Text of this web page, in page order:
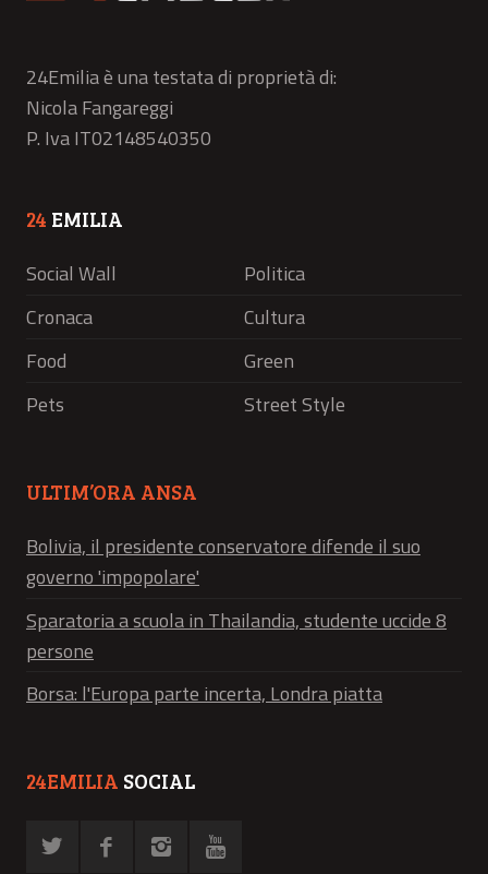
24Emilia è una testata di proprietà di:
Nicola Fangareggi
P. Iva IT02148540350
24 EMILIA
Social Wall
Politica
Cronaca
Cultura
Food
Green
Pets
Street Style
ULTIM’ORA ANSA
Bolivia, il presidente conservatore difende il suo
governo 'impopolare'
Sparatoria a scuola in Thailandia, studente uccide 8
persone
Borsa: l'Europa parte incerta, Londra piatta
24EMILIA SOCIAL